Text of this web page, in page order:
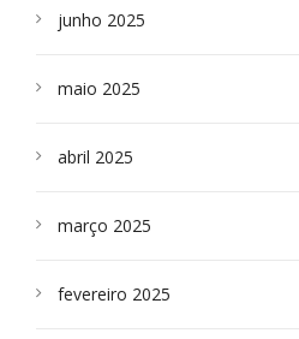
junho 2025
maio 2025
abril 2025
março 2025
fevereiro 2025